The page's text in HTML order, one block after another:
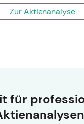
Zur Aktienanalyse
für